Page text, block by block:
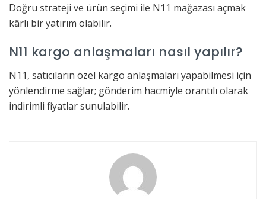
Doğru strateji ve ürün seçimi ile N11 mağazası açmak
kârlı bir yatırım olabilir.
N11 kargo anlaşmaları nasıl yapılır?
N11, satıcıların özel kargo anlaşmaları yapabilmesi için
yönlendirme sağlar; gönderim hacmiyle orantılı olarak
indirimli fiyatlar sunulabilir.